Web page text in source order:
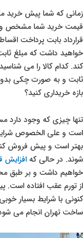
زمانی که شما پیش خرید
قیمت خرید شما مشخص
خواهید داشت که مبلغ
کند. کدام کالا را می
ثابت و به صورت چکی
بازه خریداری کنید؟
تنها چیزی که وجود
است و علی الخصوص
بهتر است و پیش فروش
شوند. در حالی که افزایش
از تورم عقب افتاده است.
کنونی با شرایط بسیار
ساخت تهران انجام می